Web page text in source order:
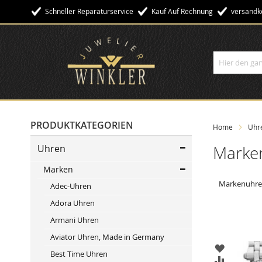
Schneller Reparaturservice Kauf Auf Rechnung
Home
ZUR
ZUR
PRODUKTKATEGORIEN
Uhren
Marken
Adec-Uhren
Adora Uhren
Armani Uhren
Aviator Uhren, Made in Germany
Best Time Uhren